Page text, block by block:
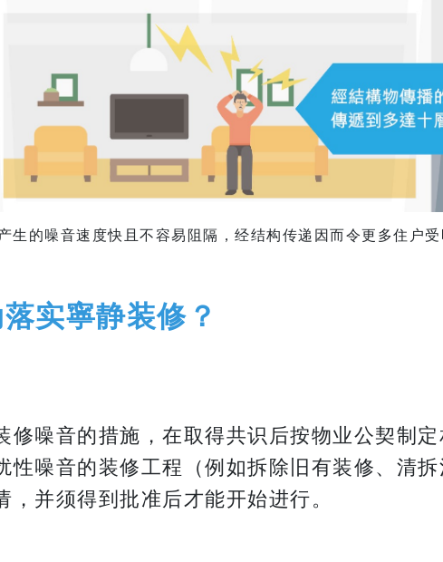
生的噪音速度快且不容易阻隔，经结构传递因而令更多住户受
实寧静装修？
修噪音的措施，在取得共识后按物业公契制
性噪⾳的装修⼯程（例如拆除旧有装修、清
并须得到批准后才能开始进⾏。